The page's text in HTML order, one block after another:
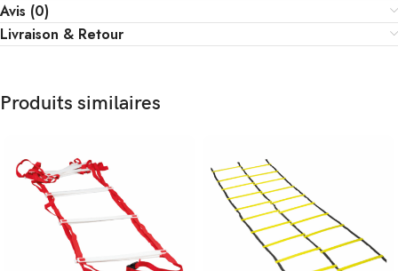
Avis (0)
Livraison & Retour
Produits similaires